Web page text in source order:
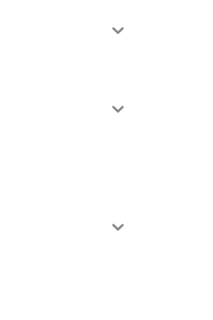
Ľudové domy a malé